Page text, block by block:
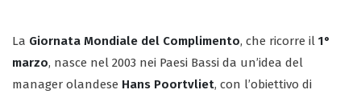
La Giornata Mondiale del Complimento, che ricorre il 1°
marzo, nasce nel 2003 nei Paesi Bassi da un’idea del
manager olandese Hans Poortvliet, con l’obiettivo di